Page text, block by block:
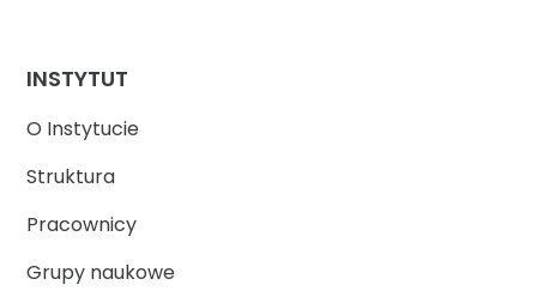
INSTYTUT
O Instytucie
Struktura
Pracownicy
Grupy naukowe